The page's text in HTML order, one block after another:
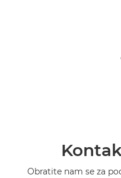
Obratite nam se za